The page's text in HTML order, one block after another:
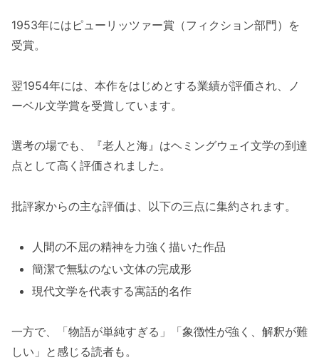
1953年にはピューリッツァー賞（フィクション部門）を
受賞。
翌1954年には、本作をはじめとする業績が評価され、ノ
ーベル文学賞を受賞しています。
選考の場でも、『老人と海』はヘミングウェイ文学の到達
点として高く評価されました。
批評家からの主な評価は、以下の三点に集約されます。
人間の不屈の精神を力強く描いた作品
簡潔で無駄のない文体の完成形
現代文学を代表する寓話的名作
一方で、「物語が単純すぎる」「象徴性が強く、解釈が難
しい」と感じる読者も。